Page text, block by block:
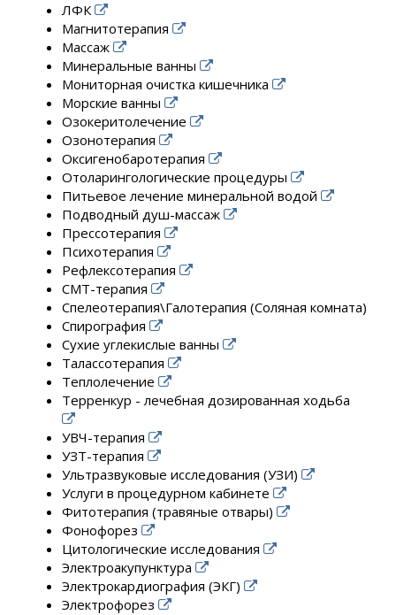
ЛФК
Магнитотерапия
Массаж
Минеральные ванны
Мониторная очистка кишечника
Морские ванны
Озокеритолечение
Озонотерапия
Оксигенобаротерапия
Отоларингологические процедуры
Питьевое лечение минеральной водой
Подводный душ-массаж
Прессотерапия
Психотерапия
Рефлексотерапия
СМТ-терапия
Спелеотерапия\Галотерапия (Соляная комната)
Спирография
Сухие углекислые ванны
Талассотерапия
Теплолечение
Терренкур - лечебная дозированная ходьба
УВЧ-терапия
УЗТ-терапия
Ультразвуковые исследования (УЗИ)
Услуги в процедурном кабинете
Фитотерапия (травяные отвары)
Фонофорез
Цитологические исследования
Электроакупунктура
Электрокардиография (ЭКГ)
Электрофорез